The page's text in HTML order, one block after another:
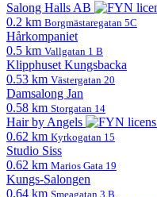
Salong Halls AB
0.2 km Borgmästaregatan 5C
Hårkompaniet
0.5 km Vallgatan 1 B
Klipphuset Kungsbacka
0.53 km Västergatan 20
Damsalong Jan
0.58 km Storgatan 14
Hair by Angels
0.62 km Kyrkogatan 15
Studio Siss
0.62 km Marios Gata 19
Kungs-Salongen
0.64 km Smeagatan 3 B